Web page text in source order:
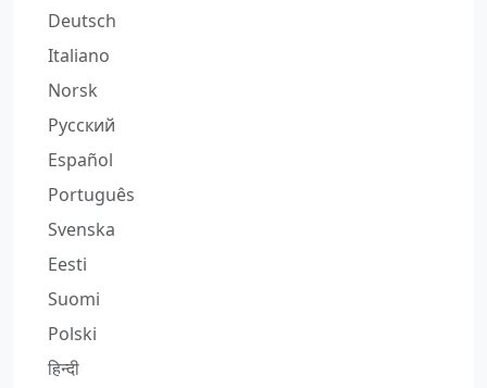
Deutsch
Italiano
Norsk
Русский
Español
Português
Svenska
Eesti
Suomi
Polski
हिन्दी